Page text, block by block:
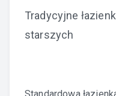
Tradycyjne
starszych